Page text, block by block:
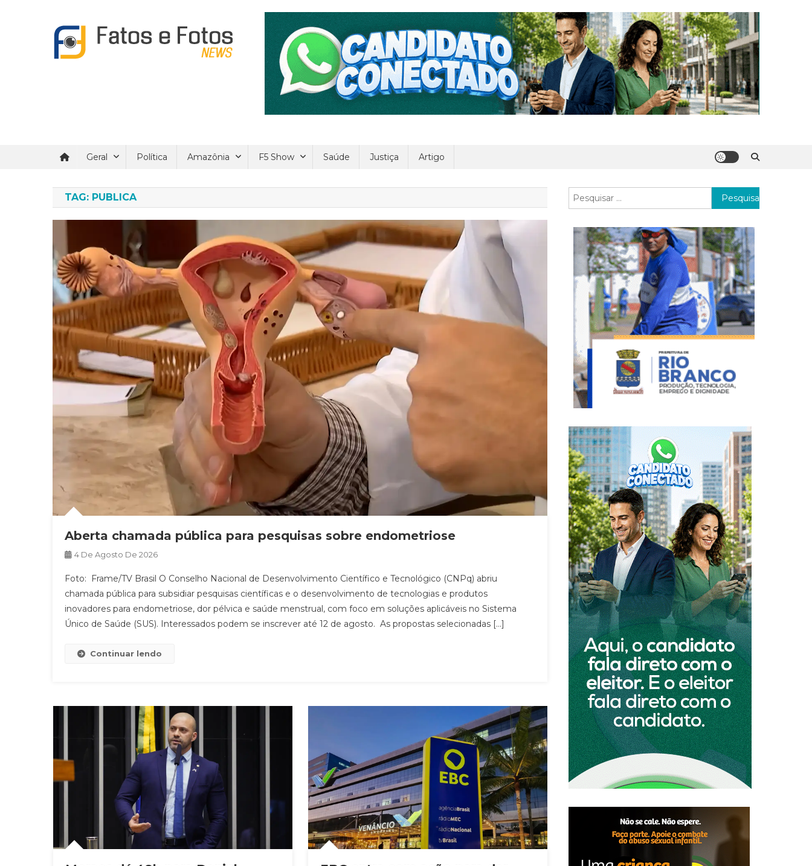
Geral Política Amazônia F5 Show Saúde Justiça Artigo
TAG: PUBLICA
Aberta chamada pública para pesquisas sobre endometriose
4 De Agosto De 2026
Foto: Frame/TV Brasil O Conselho Nacional de Desenvolvimento Científico e Tecnológico (CNPq) abriu
chamada pública para subsidiar pesquisas científicas e o desenvolvimento de tecnologias e produtos
inovadores para endometriose, dor pélvica e saúde menstrual, com foco em soluções aplicáveis no Sistema
Único de Saúde (SUS). Interessados podem se inscrever até 12 de agosto. As propostas selecionadas […]
Continuar lendo
Pesquisar
por: